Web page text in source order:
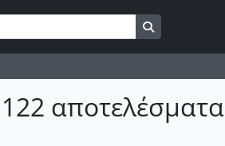
122 αποτελέσματα